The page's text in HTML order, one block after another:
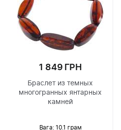
1 849 ГРН
Браслет из темных
многогранных янтарных
камней
Вага: 10.1 грам